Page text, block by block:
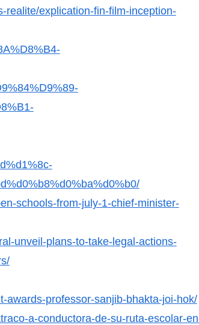
realite/explication-fin-film-inception-
schools-from-july-1-chief-minister-
unveil-plans-to-take-legal-actions-
awards-professor-sanjib-bhakta-joi-hok/
a-conductora-de-su-ruta-escolar-